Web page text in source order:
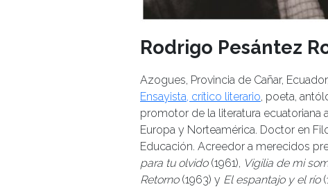
Rodrigo Pesántez
Azogues, Provincia de Cañar,
Ensayista, crítico literario, poeta,
promotor de la literatura ecuatoriana
Europa y Norteamérica. Doctor en
Educación. Acreedor a merecidos
para tu olvido (1961), Vigilia de mi
Retorno (1963) y El espantajo y el río